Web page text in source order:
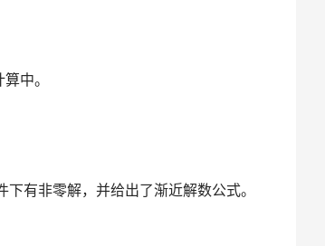
中。
下有非零解，并给出了渐近解数公式。